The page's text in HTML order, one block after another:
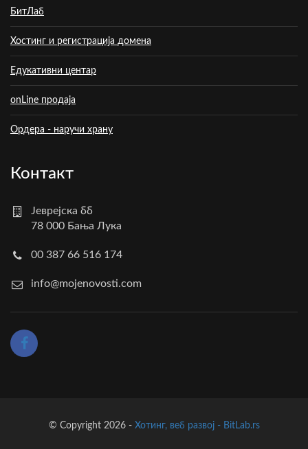
БитЛаб
Хостинг и регистрација домена
Едукативни центар
onLine продаја
Ордера - наручи храну
Контакт
Јеврејска бб
78 000 Бања Лука
00 387 66 516 174
info@mojenovosti.com
© Copyright 2026 - Хотинг, веб развој - BitLab.rs